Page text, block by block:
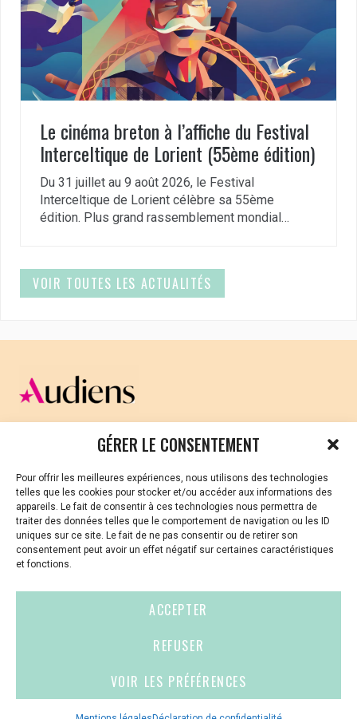
GÉRER LE CONSENTEMENT
Pour offrir les meilleures expériences, nous utilisons des technologies
telles que les cookies pour stocker et/ou accéder aux informations des
appareils. Le fait de consentir à ces technologies nous permettra de
traiter des données telles que le comportement de navigation ou les ID
uniques sur ce site. Le fait de ne pas consentir ou de retirer son
consentement peut avoir un effet négatif sur certaines caractéristiques
et fonctions.
ACCEPTER
REFUSER
VOIR LES PRÉFÉRENCES
Le cinéma breton à l’affiche du Festival
Interceltique de Lorient (55ème édition)
Du 31 juillet au 9 août 2026, le Festival
Interceltique de Lorient célèbre sa 55ème
édition. Plus grand rassemblement mondial…
VOIR TOUTES LES ACTUALITÉS
CELLULE D’ÉCOUTE ET DE SOUTIEN PSYCHOLOGIQUE ET
Vous avez été témoin ou vous êtes victime de VSS ? Ou
vous êtes référent·es harcèlement en besoin de soutien
ou d’informations ?
01 87 20 30 90
violences-sexuelles-culture@audiens.org
presse
légales